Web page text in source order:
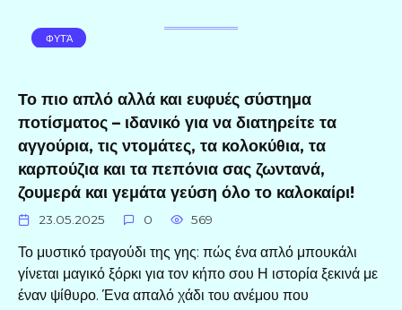
ΦΥΤΆ
Το πιο απλό αλλά και ευφυές σύστημα
ποτίσματος – ιδανικό για να διατηρείτε τα
αγγούρια, τις ντομάτες, τα κολοκύθια, τα
καρπούζια και τα πεπόνια σας ζωντανά,
ζουμερά και γεμάτα γεύση όλο το καλοκαίρι!
23.05.2025 0 569
Το μυστικό τραγούδι της γης: πώς ένα απλό μπουκάλι
γίνεται μαγικό ξόρκι για τον κήπο σου Η ιστορία ξεκινά με
έναν ψίθυρο. Ένα απαλό χάδι του ανέμου που